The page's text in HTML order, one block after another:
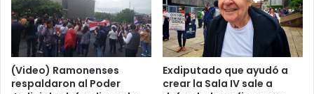
(Video) Ramonenses
respaldaron al Poder
Exdiputado que ayudó a
crear la Sala IV sale a